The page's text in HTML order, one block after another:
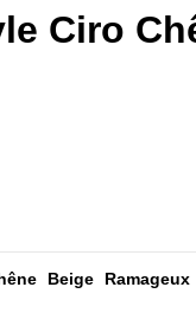
Ciro
Beige